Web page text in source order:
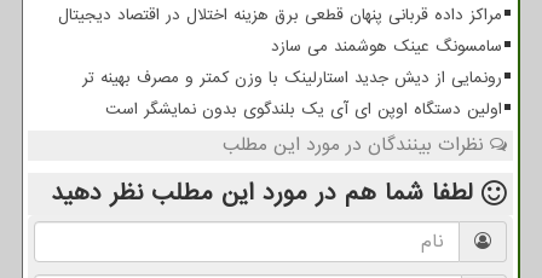
مراکز داده قربانی پنهان قطعی برق هزینه اختلال در اقتصاد دیجیتال
سامسونگ عینک هوشمند می سازد
رونمایی از دیش جدید استارلینک با وزن کمتر و مصرف بهینه تر
اولین دستگاه اوپن ای آی یک بلندگوی بدون نمایشگر است
نظرات بینندگان در مورد این مطلب
لطفا شما هم در مورد این مطلب نظر دهید